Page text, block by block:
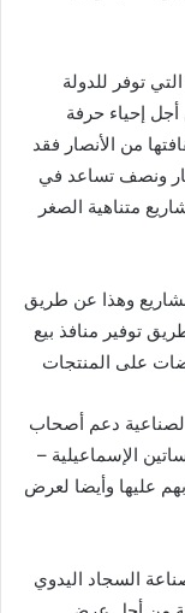
توفر للدولة
إحياء حرفة
من الأنصار فقد
من توفير قروض بلغت 2 مليار ونصف تساعد في
بين مشاريع متناهية الصغر
وهذا عن طريق
توفير منافذ بيع
على المنتجات
دعم أصحاب
الإسماعيلية –
عليها وأيضا لعرض
السجاد اليدوي